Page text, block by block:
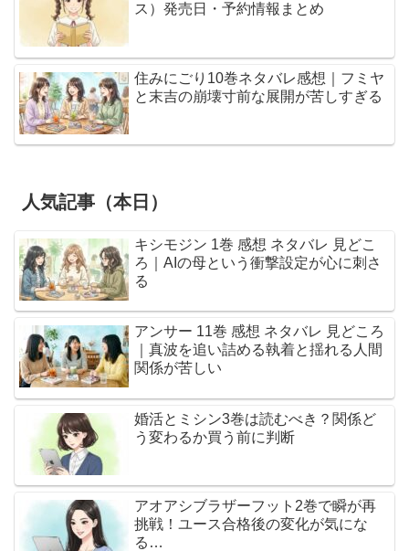
ス）発売日・予約情報まとめ
住みにごり10巻ネタバレ感想｜フミヤ
と末吉の崩壊寸前な展開が苦しすぎる
人気記事（本日）
キシモジン 1巻 感想 ネタバレ 見どこ
ろ｜AIの母という衝撃設定が心に刺さ
る
アンサー 11巻 感想 ネタバレ 見どころ
｜真波を追い詰める執着と揺れる人間
関係が苦しい
婚活とミシン3巻は読むべき？関係ど
う変わるか買う前に判断
アオアシブラザーフット2巻で瞬が再
挑戦！ユース合格後の変化が気にな
る…